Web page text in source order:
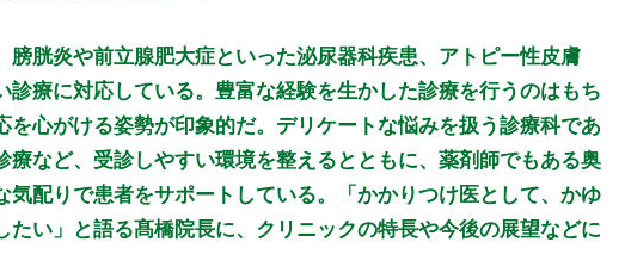
胱炎や前立腺肥大症といった泌尿器科疾患、アトピー性皮膚
療に対応している。豊富な経験を生かした診療を行うのはもち
心がける姿勢が印象的だ。デリケートな悩みを扱う診療科であ
など、受診しやすい環境を整えるとともに、薬剤師でもある奥
配りで患者をサポートしている。「かかりつけ医として、かゆ
い」と語る髙橋院長に、クリニックの特長や今後の展望などに